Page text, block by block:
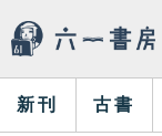
新刊 古書